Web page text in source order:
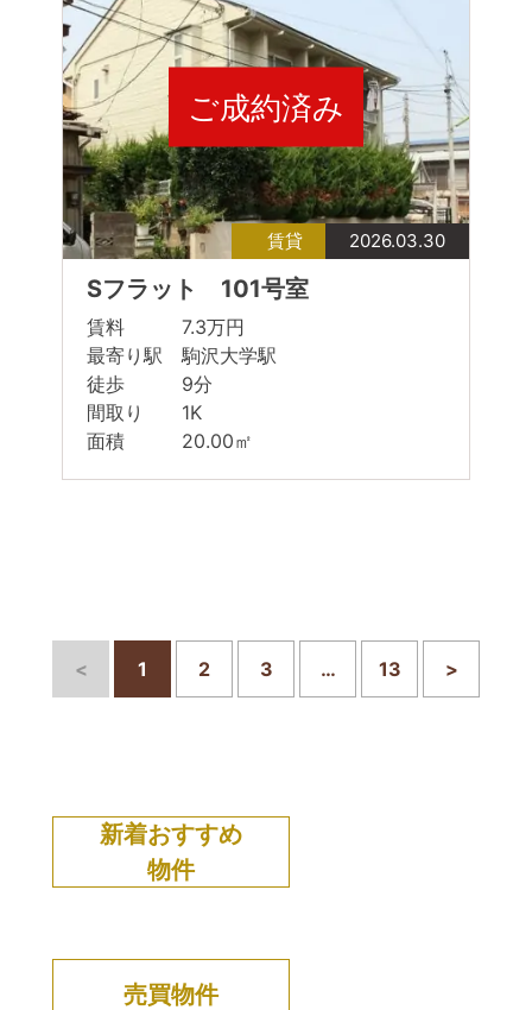
ご成約済み
賃貸 2026.03.30
Sフラット 101号室
賃料 7.3万円
最寄り駅 駒沢大学駅
徒歩 9分
間取り 1K
面積 20.00㎡
< 1 2 3 … 13 >
新着おすすめ
物件
売買物件